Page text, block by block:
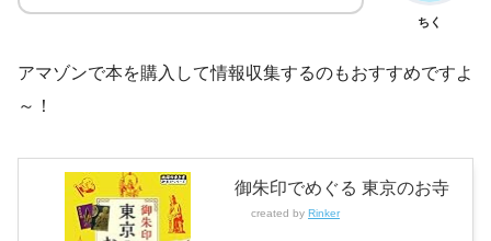
ちく
アマゾンで本を購入して情報収集するのもおすすめですよ
～！
御朱印でめぐる 東京のお寺
created by Rinker